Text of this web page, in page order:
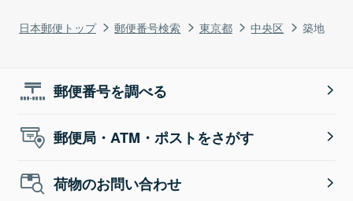
日本郵便トップ 郵便番号検索 東京都 中央区 築地
郵便番号を調べる
郵便局・ATM・ポストをさがす
荷物のお問い合わせ